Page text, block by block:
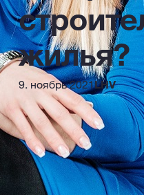
жилья?
9. ноябрь 2021LHV